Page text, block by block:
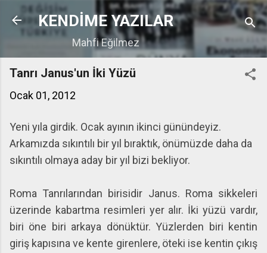
Ana içeriğe atla
KENDİME YAZILAR
Mahfi Eğilmez
Tanrı Janus'un İki Yüzü
Ocak 01, 2012
Yeni yıla girdik. Ocak ayının ikinci günündeyiz.
Arkamızda sıkıntılı bir yıl bıraktık, önümüzde daha da
sıkıntılı olmaya aday bir yıl bizi bekliyor.
Roma Tanrılarından birisidir Janus. Roma sikkeleri
üzerinde kabartma resimleri yer alır. İki yüzü vardır,
biri öne biri arkaya dönüktür. Yüzlerden biri kentin
giriş kapısına ve kente girenlere, öteki ise kentin çıkış